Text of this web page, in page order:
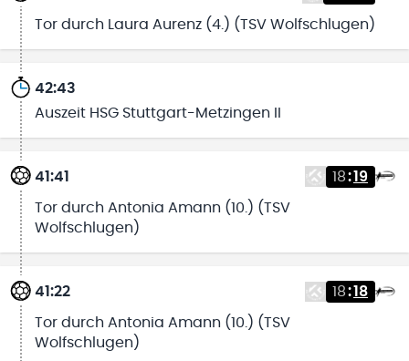
Tor durch Laura Aurenz (4.) (TSV Wolfschlugen)
42:43
Auszeit HSG Stuttgart-Metzingen II
41:41 18:19
Tor durch Antonia Amann (10.) (TSV
Wolfschlugen)
41:22 18:18
Tor durch Antonia Amann (10.) (TSV
Wolfschlugen)